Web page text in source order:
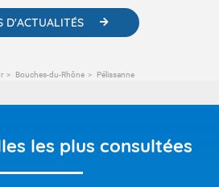
D'ACTUALITÉS
Bouches-du-Rhône Pélissanne
les plus consultées